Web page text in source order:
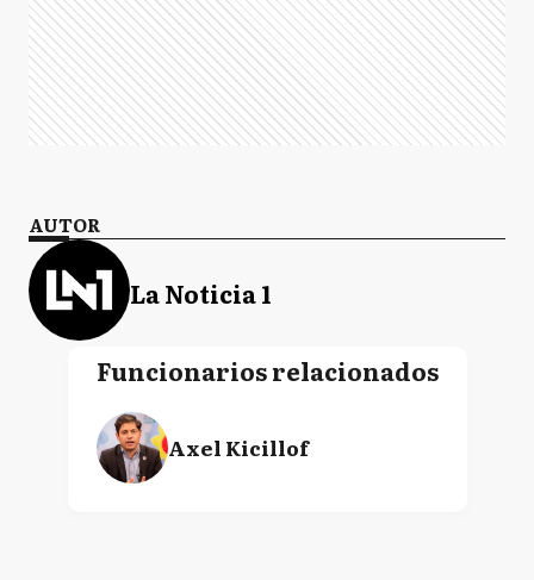
AUTOR
La Noticia 1
Funcionarios relacionados
Axel Kicillof